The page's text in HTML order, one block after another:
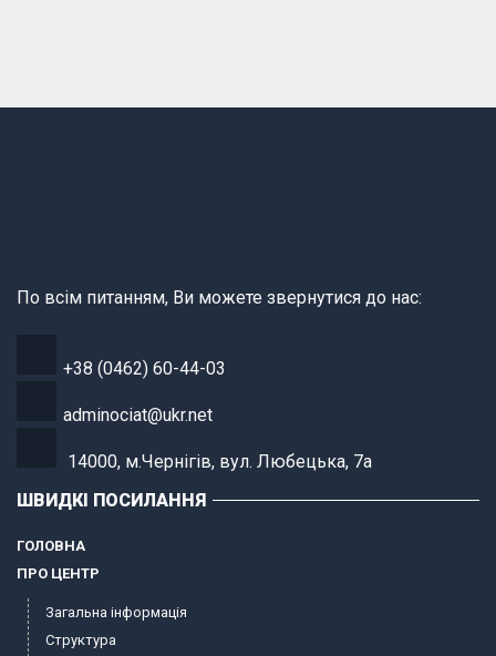
По всім питанням, Ви можете звернутися до нас:
+38 (0462) 60-44-03
adminociat@ukr.net
14000, м.Чернігів, вул. Любецька, 7а
ШВИДКІ ПОСИЛАННЯ
ГОЛОВНА
ПРО ЦЕНТР
Загальна інформація
Структура